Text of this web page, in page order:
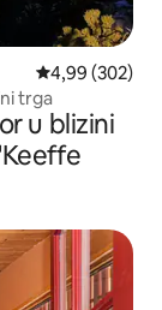
prosječna
4,99 (302)
trga
u blizini